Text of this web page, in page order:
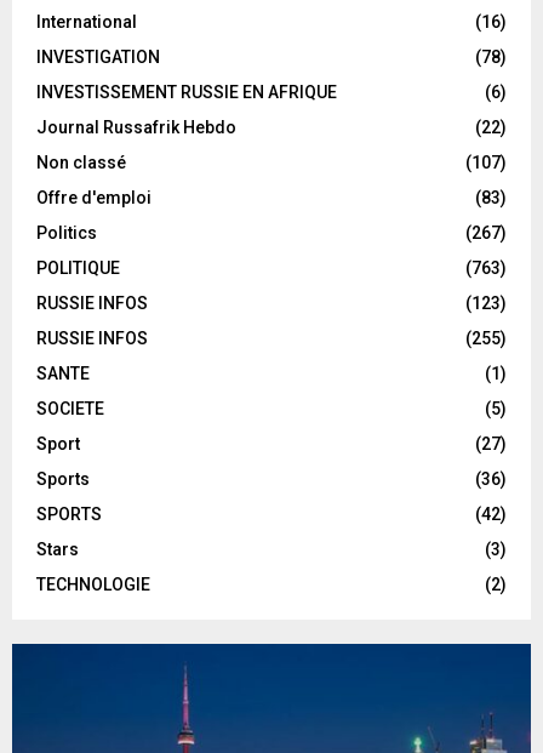
International
(16)
INVESTIGATION
(78)
INVESTISSEMENT RUSSIE EN AFRIQUE
(6)
Journal Russafrik Hebdo
(22)
Non classé
(107)
Offre d'emploi
(83)
Politics
(267)
POLITIQUE
(763)
RUSSIE INFOS
(123)
RUSSIE INFOS
(255)
SANTE
(1)
SOCIETE
(5)
Sport
(27)
Sports
(36)
SPORTS
(42)
Stars
(3)
TECHNOLOGIE
(2)